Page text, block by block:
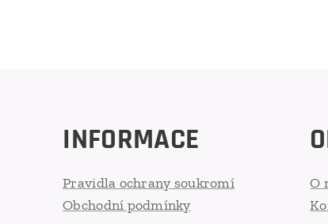
INFORMACE
Pravidla ochrany soukromí
Obchodní podmínky
O